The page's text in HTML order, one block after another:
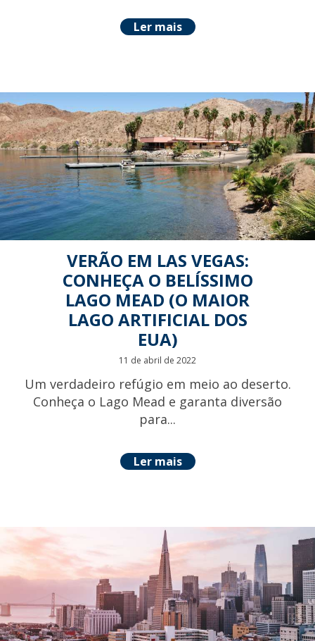
Ler mais
VERÃO EM LAS VEGAS:
CONHEÇA O BELÍSSIMO
LAGO MEAD (O MAIOR
LAGO ARTIFICIAL DOS
EUA)
11 de abril de 2022
Um verdadeiro refúgio em meio ao deserto.
Conheça o Lago Mead e garanta diversão
para...
Ler mais